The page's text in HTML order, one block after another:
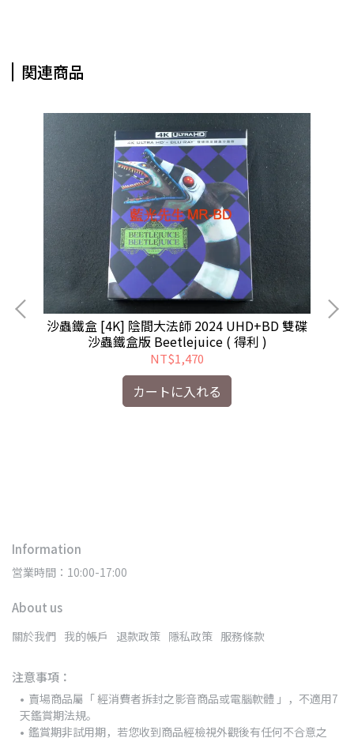
関連商品
沙蟲鐵盒 [4K] 陰間大法師 2024 UHD+BD 雙碟
沙蟲鐵盒版 Beetlejuice ( 得利 )
NT$1,470
カートに入れる
Information
営業時間：10:00-17:00
About us
關於我們 我的帳戶 退款政策 隱私政策 服務條款
注意事項：
賣場商品屬「 經消費者拆封之影音商品或電腦軟體 」，不適用7
天鑑賞期法規。
鑑賞期非試用期，若您收到商品經檢視外觀後有任何不合意之